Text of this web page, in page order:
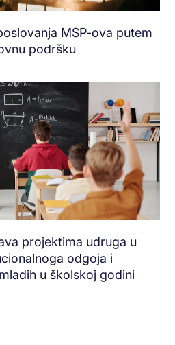
MSP-ova putem
podršku
projektima udruga u
odgoja i
u školskoj godini